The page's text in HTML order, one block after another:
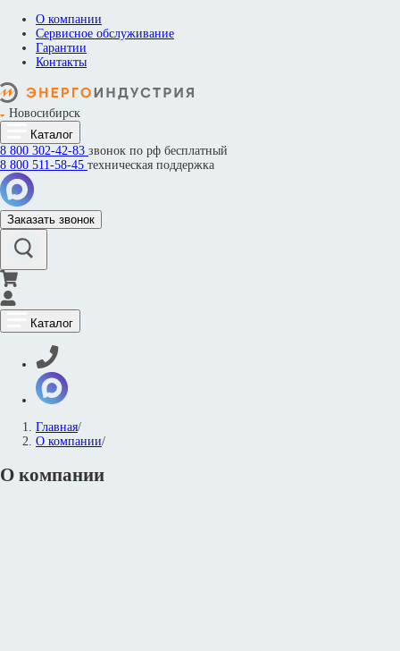
О компании
Сервисное обслуживание
Гарантии
Контакты
Новосибирск
Каталог
8 800 302-42-83 звонок по рф бесплатный
8 800 511-58-45 техническая поддержка
Заказать звонок
Каталог
Главная/
О компании/
О компании